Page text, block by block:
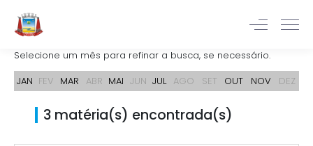
Selecione um mês para refinar a busca, se necessário.
JAN FEV MAR ABR MAI JUN JUL AGO SET OUT NOV DEZ
3 matéria(s) encontrada(s)